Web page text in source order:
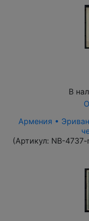
В
Армения •
(Артикул: NB-4737-